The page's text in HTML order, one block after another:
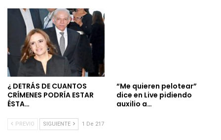
¿ DETRÁS DE CUANTOS
CRÍMENES PODRÍA ESTAR
ÉSTA…
“Me quieren pelotear”
dice en Live pidiendo
auxilio a…
PREVIO SIGUIENTE 1 De 217